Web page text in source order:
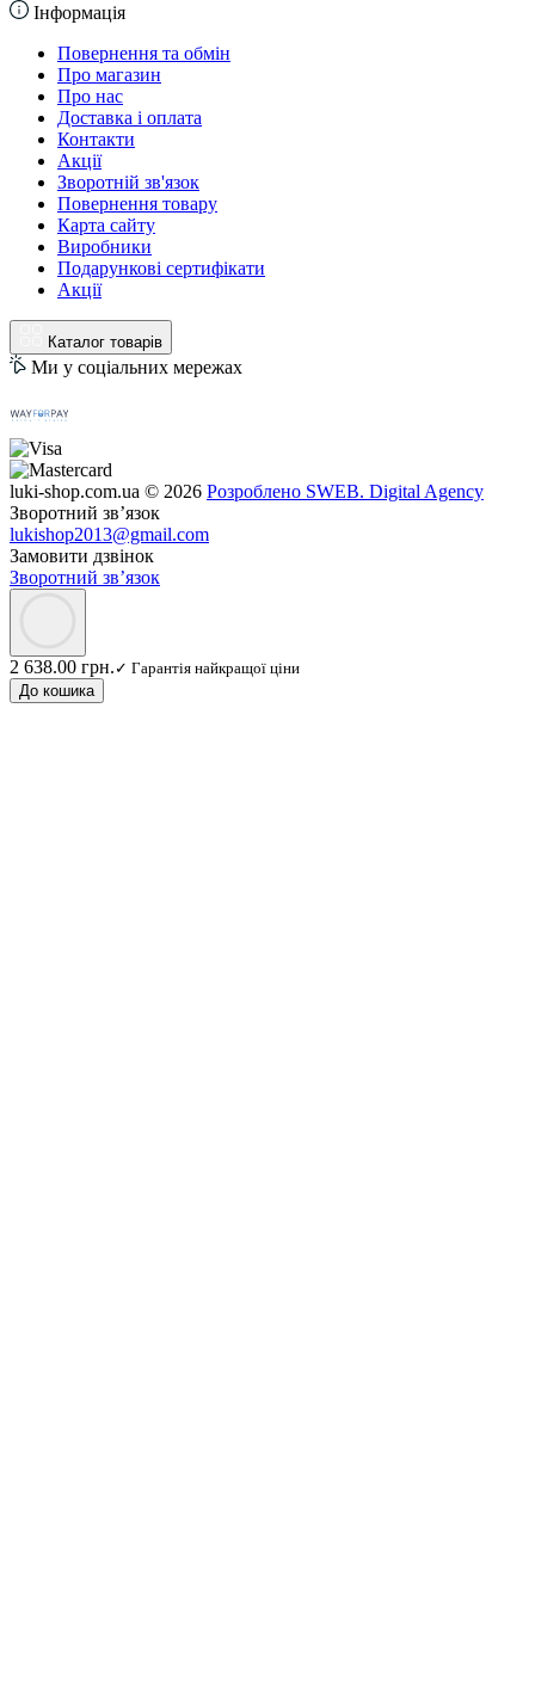
Інформація
Повернення та обмін
Про магазин
Про нас
Доставка і оплата
Контакти
Акції
Зворотній зв'язок
Повернення товару
Карта сайту
Виробники
Подарункові сертифікати
Акції
Каталог товарів
Ми у соціальних мережах
luki-shop.com.ua © 2026 Розроблено SWEB. Digital Agency
Зворотний зв’язок
lukishop2013@gmail.com
Замовити дзвінок
Зворотний зв’язок
2 638.00 грн. ✓ Гарантія найкращої ціни
До кошика